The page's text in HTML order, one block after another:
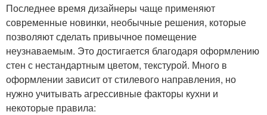
Последнее время дизайнеры чаще применяют
современные новинки, необычные решения, которые
позволяют сделать привычное помещение
неузнаваемым. Это достигается благодаря оформлению
стен с нестандартным цветом, текстурой. Много в
оформлении зависит от стилевого направления, но
нужно учитывать агрессивные факторы кухни и
некоторые правила: